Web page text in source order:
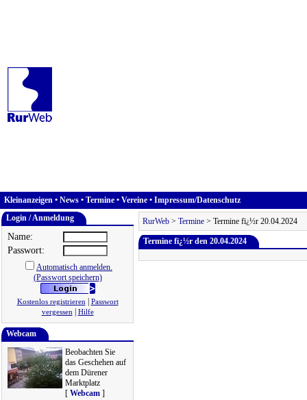
Kleinanzeigen • News • Termine • Vereine • Impressum/Datenschutz
Login / Anmeldung
Name:
Passwort:
Automatisch anmelden.
(Passwort speichern)
Kostenlos registrieren|
Passwort
vergessen| Hilfe
Webcam
Beobachten Sie
das Geschehen auf
dem Dürener
Marktplatz
[ Webcam ]
RurWeb > Termine > Termine fï¿½r 20.04.2024
Termine fï¿½r den 20.04.2024